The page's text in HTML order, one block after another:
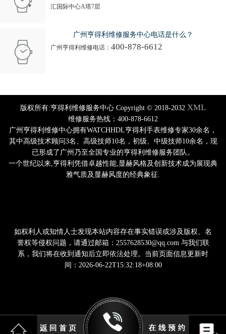
汇国际中心A塔7层
广州亨得利维修服务中心电话是什么？
广州亨得利维修电话： 400-878-6612
版权所有:亨得利维修服务中心 Copyright © 2018-2032 XML
维修服务热线：400-878-6612
广州亨得利维修中心拥有WATCHHDL亨得利手表维修专家30余名，
其中高级技术顾问3名、高级技师10名，初级、中级技师10余名，现
已形成了广州乃至全国专业的亨得利维修服务团队。
一个世纪以来,亨得利凭借卓越性能,显赫风格及创新技术成为展现典
雅气质及显赫风度的经典象征.
如权利人或知情人士发现本站内容存在事实错误或涉及版权、名
誉权等侵权问题，请通过邮箱：2557628530@qq.com 与我们联
系，我们将在收到通知后立即依法处理。当前页面信息更新时
间：2026-06-22T15:32:18+08:00